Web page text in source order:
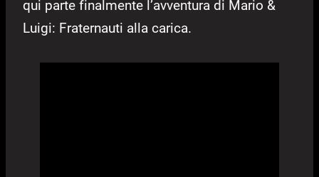
qui parte finalmente l’avventura di Mario &
Luigi: Fraternauti alla carica.